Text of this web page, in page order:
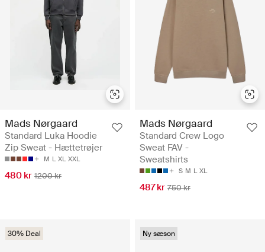
Mads Nørgaard
Standard Luka Hoodie
Zip Sweat - Hættetrøjer
M L XL XXL
480 kr 1200 kr
Mads Nørgaard
Standard Crew Logo
Sweat FAV -
Sweatshirts
S M L XL
487 kr 750 kr
30% Deal Ny sæson